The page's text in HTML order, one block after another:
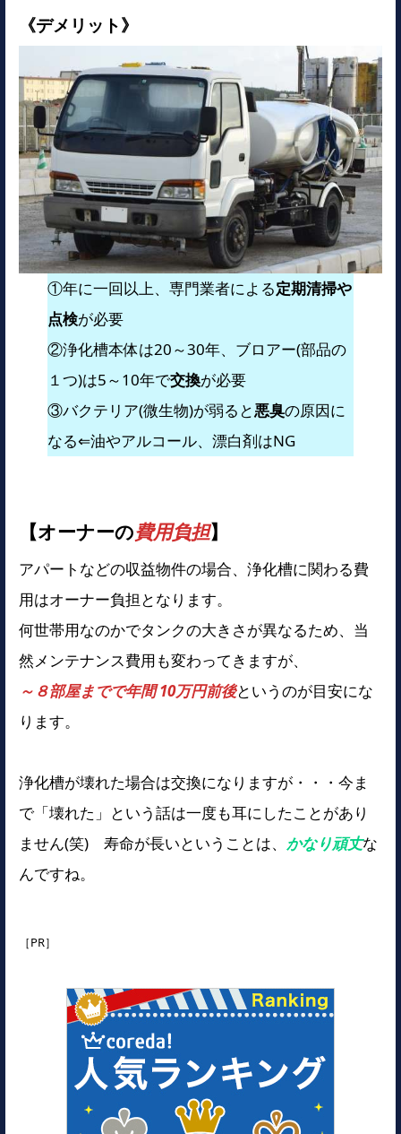
《デメリット》
①年に一回以上、専門業者による定期清掃や
点検が必要
②浄化槽本体は20～30年、ブロアー(部品の
１つ)は5～10年で交換が必要
③バクテリア(微生物)が弱ると悪臭の原因に
なる⇐油やアルコール、漂白剤はNG
【オーナーの費用負担】
アパートなどの収益物件の場合、浄化槽に関わる費
用はオーナー負担となります。
何世帯用なのかでタンクの大きさが異なるため、当
然メンテナンス費用も変わってきますが、
～８部屋までで年間 10万円前後というのが目安にな
ります。
浄化槽が壊れた場合は交換になりますが・・・今ま
で「壊れた」という話は一度も耳にしたことがあり
ません(笑) 寿命が長いということは、 かなり頑丈な
んですね。
［PR］